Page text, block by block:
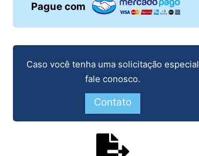
Pague com
Caso você tenha uma solicitação especial
fale conosco.
Contato